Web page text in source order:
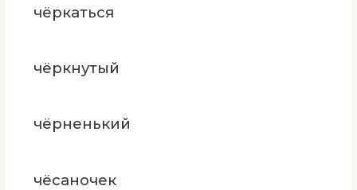
чёркаться
чёркнутый
чёрненький
чёсаночек